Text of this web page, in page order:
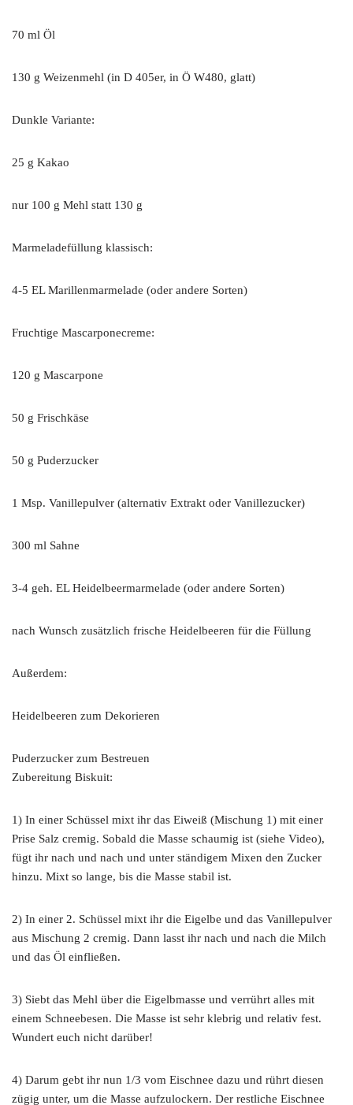
70 ml Öl
130 g Weizenmehl (in D 405er, in Ö W480, glatt)
Dunkle Variante:
25 g Kakao
nur 100 g Mehl statt 130 g
Marmeladefüllung klassisch:
4-5 EL Marillenmarmelade (oder andere Sorten)
Fruchtige Mascarponecreme:
120 g Mascarpone
50 g Frischkäse
50 g Puderzucker
1 Msp. Vanillepulver (alternativ Extrakt oder Vanillezucker)
300 ml Sahne
3-4 geh. EL Heidelbeermarmelade (oder andere Sorten)
nach Wunsch zusätzlich frische Heidelbeeren für die Füllung
Außerdem:
Heidelbeeren zum Dekorieren
Puderzucker zum Bestreuen
Zubereitung Biskuit:
1) In einer Schüssel mixt ihr das Eiweiß (Mischung 1) mit einer
Prise Salz cremig. Sobald die Masse schaumig ist (siehe Video),
fügt ihr nach und nach und unter ständigem Mixen den Zucker
hinzu. Mixt so lange, bis die Masse stabil ist.
2) In einer 2. Schüssel mixt ihr die Eigelbe und das Vanillepulver
aus Mischung 2 cremig. Dann lasst ihr nach und nach die Milch
und das Öl einfließen.
3) Siebt das Mehl über die Eigelbmasse und verrührt alles mit
einem Schneebesen. Die Masse ist sehr klebrig und relativ fest.
Wundert euch nicht darüber!
4) Darum gebt ihr nun 1/3 vom Eischnee dazu und rührt diesen
zügig unter, um die Masse aufzulockern. Der restliche Eischnee